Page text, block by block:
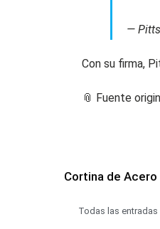
—
Con su firma,
📎 Fuente
Cortina de Acero
Todas las entradas